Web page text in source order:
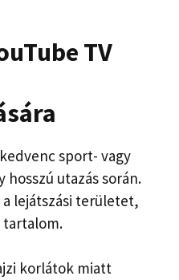
TV
sport- vagy
utazás során.
lejátszási területet,
tartalom.
korlátok miatt